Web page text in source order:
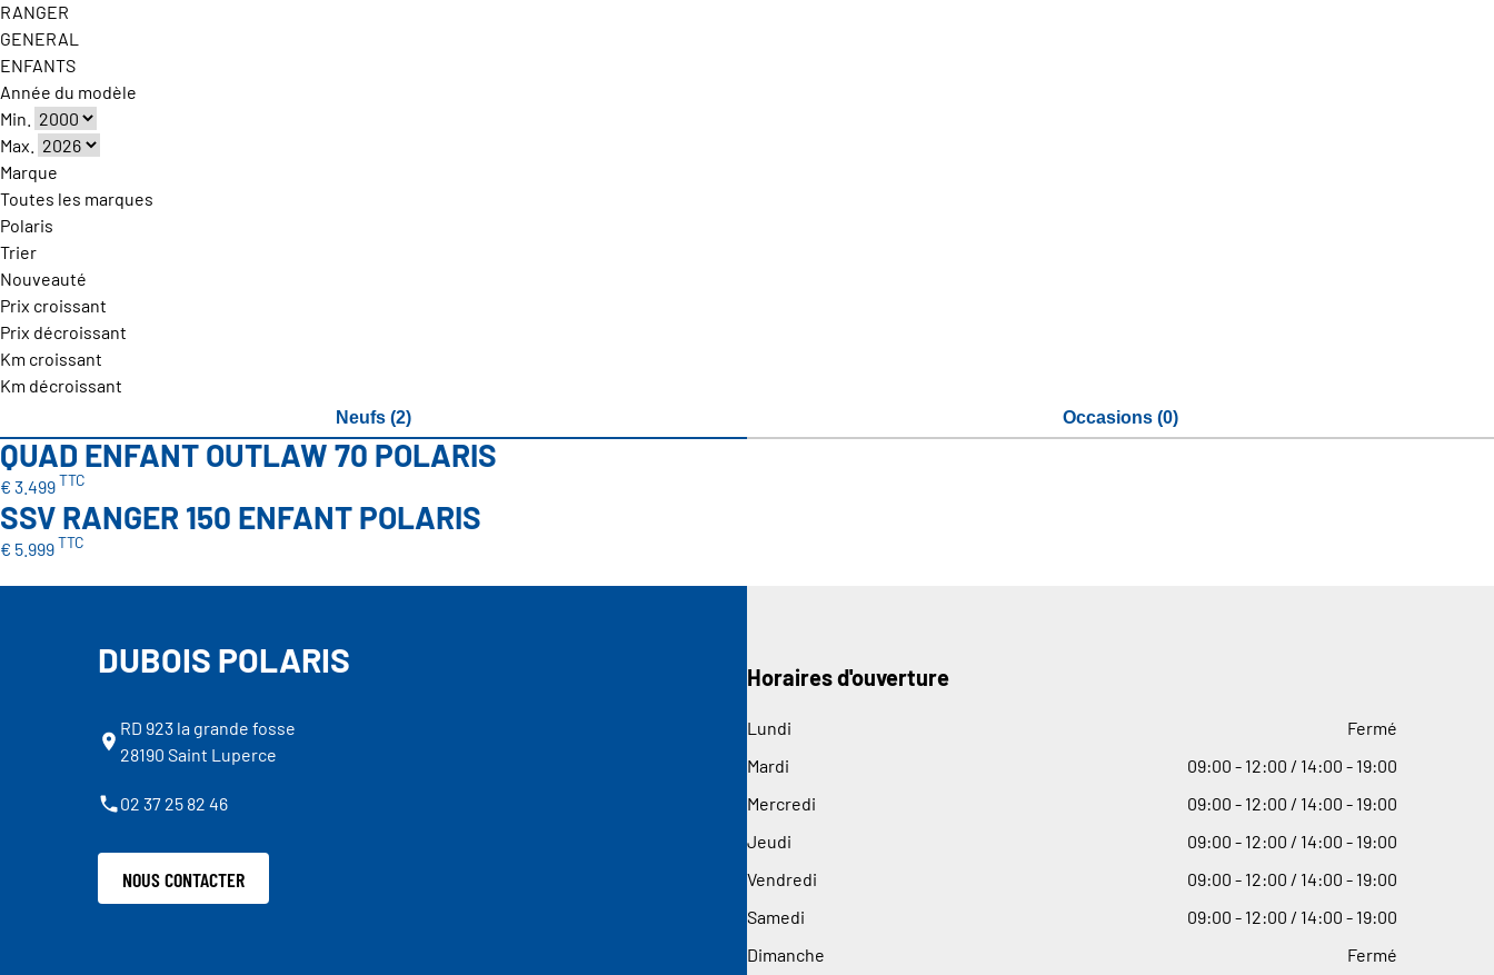
RANGER
GENERAL
ENFANTS
Année du modèle
Min.
Max.
Marque
Toutes les marques
Polaris
Trier
Nouveauté
Prix croissant
Prix décroissant
Km croissant
Km décroissant
Neufs (2) Occasions (0)
QUAD ENFANT OUTLAW 70 POLARIS
€ 3.499TTC
SSV RANGER 150 ENFANT POLARIS
€ 5.999TTC
DUBOIS POLARIS
RD 923 la grande fosse
28190 Saint Luperce
02 37 25 82 46
NOUS CONTACTER
Horaires d'ouverture
Lundi
Fermé
Mardi
09:00 - 12:00 / 14:00 - 19:00
Mercredi
09:00 - 12:00 / 14:00 - 19:00
Jeudi
09:00 - 12:00 / 14:00 - 19:00
Vendredi
09:00 - 12:00 / 14:00 - 19:00
Samedi
09:00 - 12:00 / 14:00 - 19:00
Dimanche
Fermé